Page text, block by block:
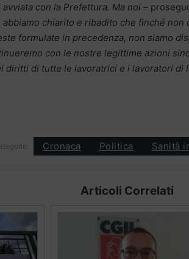
con la Prefettura. Ma noi –
abbiamo chiarito e ribadito che finché
formulate in precedenza, non siamo
con le nostre legittime azioni
diritti di tutte le lavoratrici e i lavoratori di
Cronaca Politica Sanità
Articoli Correlati